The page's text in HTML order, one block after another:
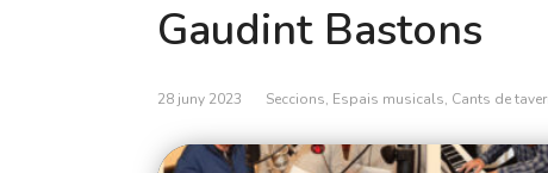
Gaudint Bastons
28 juny 2023 Seccions, Espais musicals, Cants de